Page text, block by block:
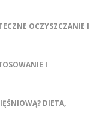
OCZYSZCZANIE I
I
DIETA,